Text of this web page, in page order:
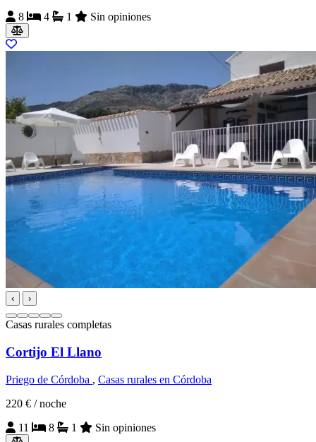
8
4 1 Sin opiniones
‹ ›
Casas rurales completas
Cortijo El Llano
Priego de Córdoba , Casas rurales en Córdoba
220 € / noche
11
8 1 Sin opiniones